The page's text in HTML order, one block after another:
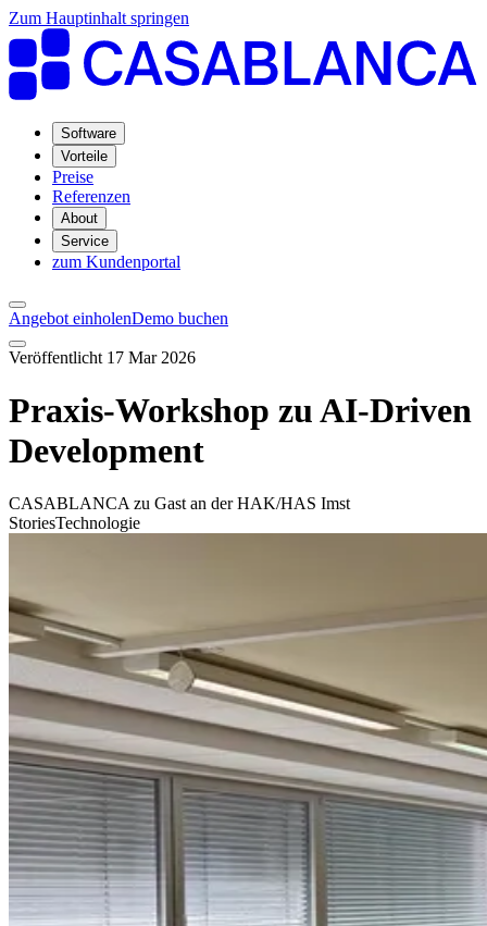
Zum Hauptinhalt springen
Software
Vorteile
Preise
Referenzen
About
Service
zum Kundenportal
Angebot einholenDemo buchen
Veröffentlicht 17 Mar 2026
Praxis-Workshop zu AI-Driven
Development
CASABLANCA zu Gast an der HAK/HAS Imst
StoriesTechnologie